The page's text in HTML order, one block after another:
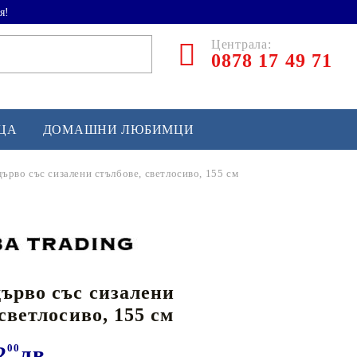
Централа:
0878 17 49 71
и софтбол
и лакрос
спортно оборудване
ДОМАШНИ ЛЮБИМЦИ
със сизалени стълбове, светлосиво, 155 см
със сизалени
155 см
00